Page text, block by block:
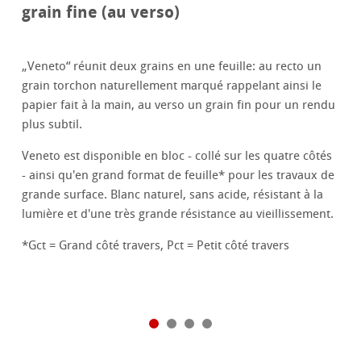
grain fine (au verso)
„Veneto“ réunit deux grains en une feuille: au recto un
grain torchon naturellement marqué rappelant ainsi le
papier fait à la main, au verso un grain fin pour un rendu
plus subtil.
Veneto est disponible en bloc - collé sur les quatre côtés
- ainsi qu'en grand format de feuille* pour les travaux de
grande surface. Blanc naturel, sans acide, résistant à la
lumière et d'une très grande résistance au vieillissement.
*Gct = Grand côté travers, Pct = Petit côté travers